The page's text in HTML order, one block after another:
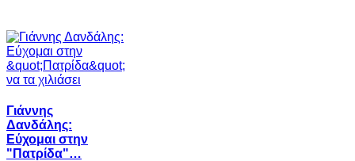
Γιάννης
Δανδάλης:
Εύχομαι στην
"Πατρίδα"…